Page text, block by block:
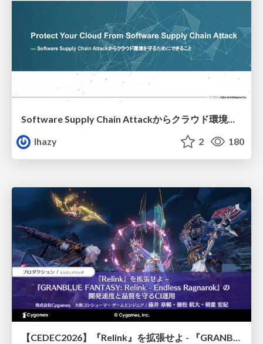
lhazy
2 180
【CEDEC2026】『Relink』を拡張せよ - 『GRANBLUE FANTASY: Relink - Endless Ragnarok』の開発速度と品質を守るCI運用